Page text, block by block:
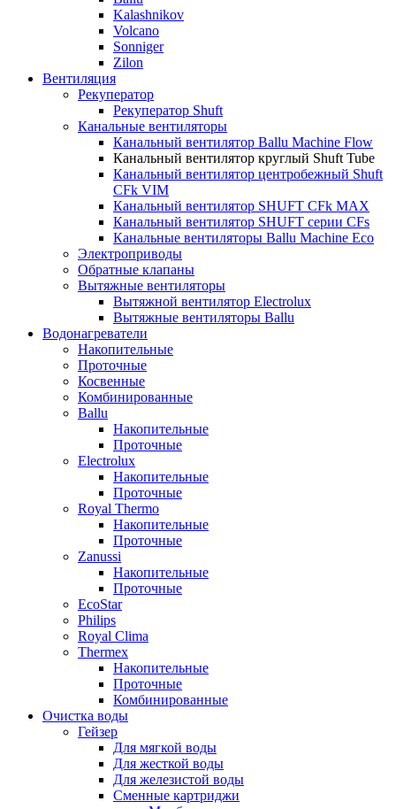
Kalashnikov
Volcano
Sonniger
Zilon
Вентиляция
Рекуператор
Рекуператор Shuft
Канальные вентиляторы
Канальный вентилятор Ballu Machine Flow
Канальный вентилятор круглый Shuft Tube
Канальный вентилятор центробежный Shuft
CFk VIM
Канальный вентилятор SHUFT CFk MAX
Канальный вентилятор SHUFT серии CFs
Канальные вентиляторы Ballu Machine Eco
Электроприводы
Обратные клапаны
Вытяжные вентиляторы
Вытяжной вентилятор Electrolux
Вытяжные вентиляторы Ballu
Водонагреватели
Накопительные
Проточные
Косвенные
Комбинированные
Ballu
Накопительные
Проточные
Electrolux
Накопительные
Проточные
Royal Thermo
Накопительные
Проточные
Zanussi
Накопительные
Проточные
EcoStar
Philips
Royal Clima
Thermex
Накопительные
Проточные
Комбинированные
Очистка воды
Гейзер
Для мягкой воды
Для жесткой воды
Для железистой воды
Сменные картриджи